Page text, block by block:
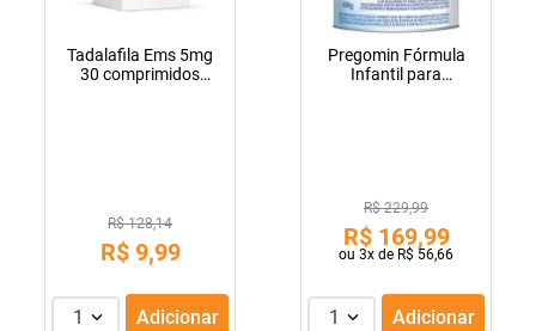
Tadalafila Ems 5mg
30 comprimidos
R$ 128,14
R$ 9,99
1 Adicionar
Pregomin Fórmula
Infantil para
R$ 229,99
R$ 169,99
ou 3x de R$ 56,66
1 Adicionar